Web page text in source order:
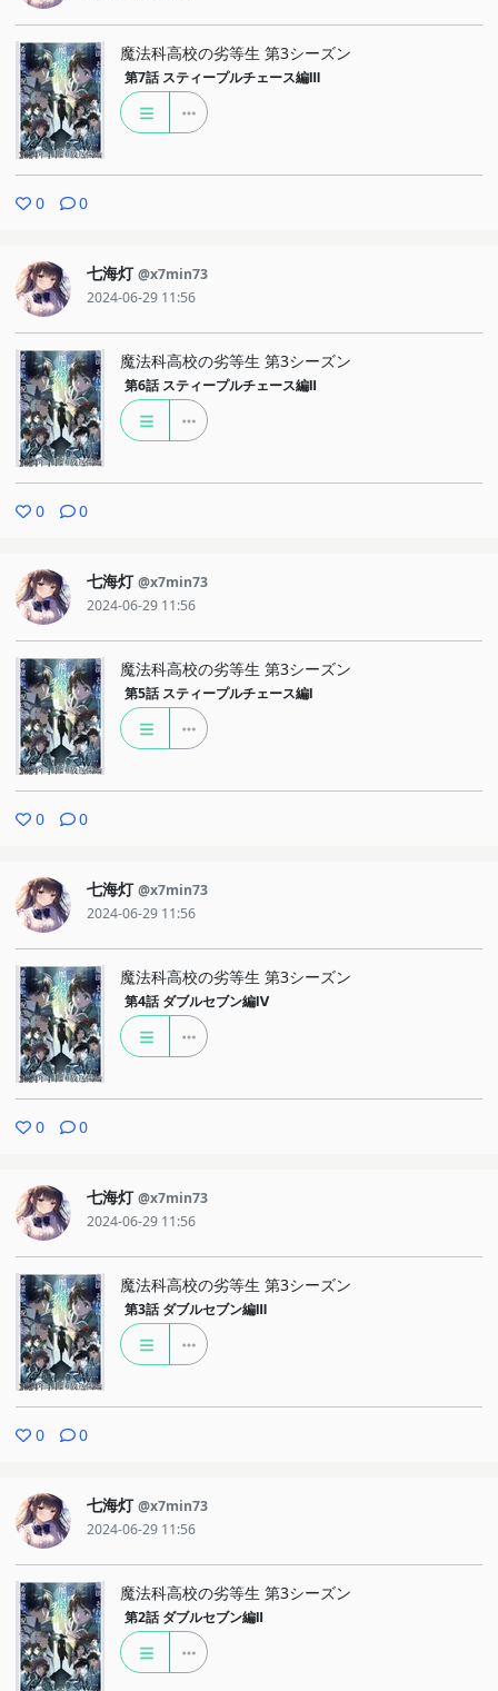
魔法科高校の劣等生 第3シーズン
第7話 スティープルチェース編Ⅲ
0 0
七海灯 @x7min73
2024-06-29 11:56
魔法科高校の劣等生 第3シーズン
第6話 スティープルチェース編Ⅱ
0 0
七海灯 @x7min73
2024-06-29 11:56
魔法科高校の劣等生 第3シーズン
第5話 スティープルチェース編Ⅰ
0 0
七海灯 @x7min73
2024-06-29 11:56
魔法科高校の劣等生 第3シーズン
第4話 ダブルセブン編Ⅳ
0 0
七海灯 @x7min73
2024-06-29 11:56
魔法科高校の劣等生 第3シーズン
第3話 ダブルセブン編Ⅲ
0 0
七海灯 @x7min73
2024-06-29 11:56
魔法科高校の劣等生 第3シーズン
第2話 ダブルセブン編Ⅱ